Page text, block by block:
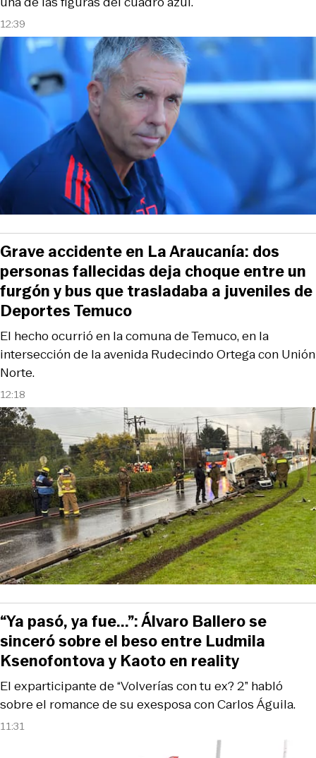
12:39
12:18
El hecho ocurrió en la comuna de Temuco, en la
intersección de la avenida Rudecindo Ortega con Unión
Norte.
Grave accidente en La Araucanía: dos
personas fallecidas deja choque entre un
furgón y bus que trasladaba a juveniles de
Deportes Temuco
11:31
El exparticipante de “Volverías con tu ex? 2” habló
sobre el romance de su exesposa con Carlos Águila.
“Ya pasó, ya fue...”: Álvaro Ballero se
sinceró sobre el beso entre Ludmila
Ksenofontova y Kaoto en reality